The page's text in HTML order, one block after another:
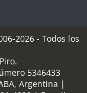
2026 - Todos los
5346433
Argentina |